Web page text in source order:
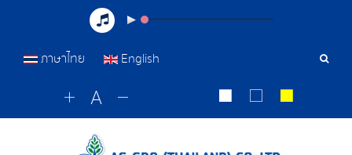
ภาษาไทย English